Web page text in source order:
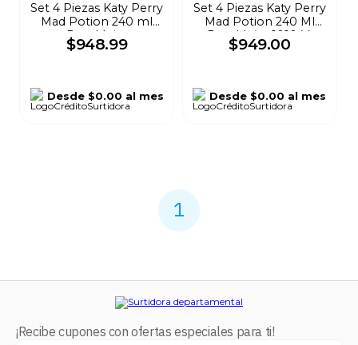
Set 4 Piezas Katy Perry
Mad Potion 240 ml
Para Mujer
$948.99
Desde$0.00 al mes
Set 4 Piezas Katy Perry
Mad Potion 240 Ml
Para Mujer 101044
$949.00
Desde $0.00 al mes
1
¡Recibe cupones con ofertas especiales para ti!